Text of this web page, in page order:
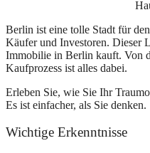
Berlin ist eine tolle Stadt für
Käufer und Investoren. Dieser
Immobilie in Berlin kauft. Von
Kaufprozess ist alles dabei.
Erleben Sie, wie Sie Ihr
Es ist einfacher, als Sie denken.
Wichtige Erkenntnisse